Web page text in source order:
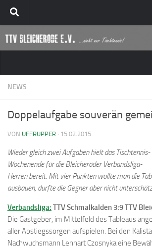
Zum Inhalt springen
NEWS
Doppelaufgabe souverän
VON UFFRUPPER · 15.02.2015
Wieder gleich zwei Aufgaben hielt das Tischtennis-
Wochenende für die Bleicheröder Verbandsliga-
Herren bereit. Mit vier Punkten wollte man die
ausbauen, durfte die Gegner aber nicht
Verbandsliga: TTV Schmalkalden 3:9 TTV
Die Gastgeber, im Mittelfeld des Tableaus
aller Abstiegssorgen aufspielen. Bei den
Nachwuchsmann Lennart Czosnyka eine